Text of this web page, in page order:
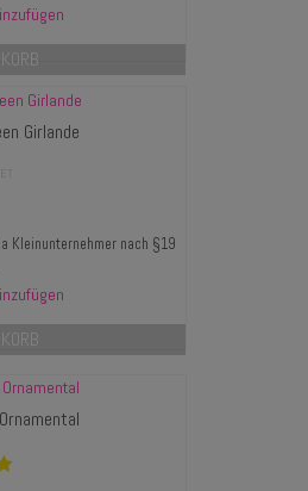
Girlande
Kleinunternehmer nach §19